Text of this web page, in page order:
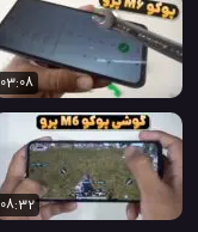
03:08
08:32